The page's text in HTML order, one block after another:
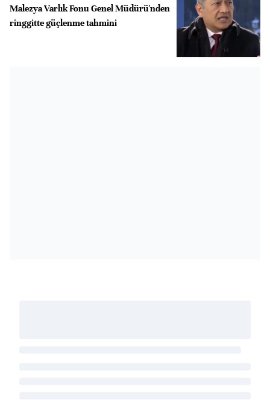
Malezya Varlık Fonu Genel Müdürü'nden
ringgitte güçlenme tahmini